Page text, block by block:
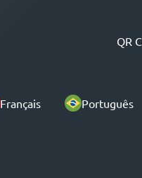
QR
Français Português